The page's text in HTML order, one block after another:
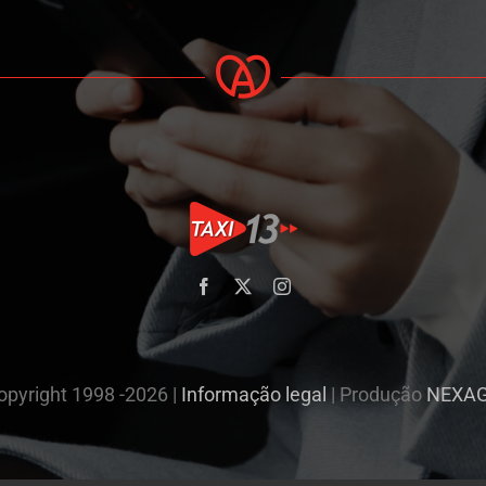
1998 -2026 | Informação legal | Produção